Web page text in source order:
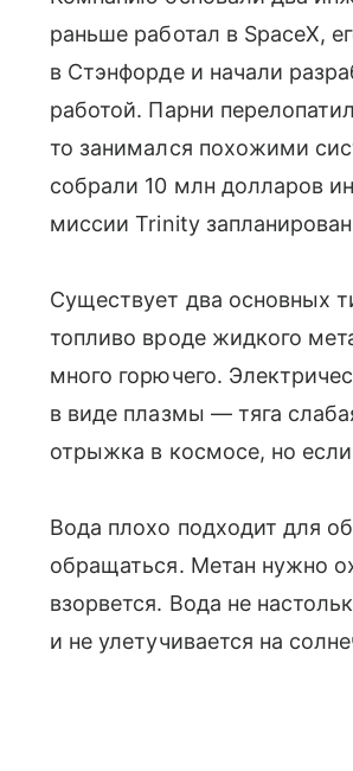
раньше работал в SpaceX,
в Стэнфорде и начали
работой. Парни
то занимался похожими
собрали 10 млн долларов
миссии Trinity
Существует два основных
топливо вроде жидкого
много горючего.
в виде плазмы — тяга
отрыжка в космосе, но
Вода плохо подходит для
обращаться. Метан нужно
взорвется. Вода не
и не улетучивается на